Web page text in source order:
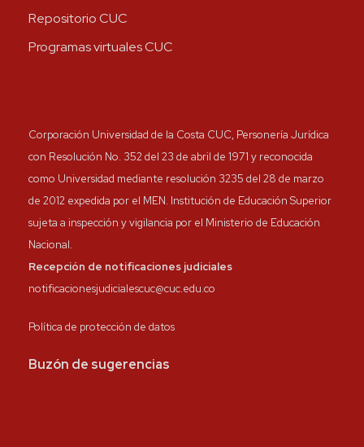
Repositorio CUC
Programas virtuales CUC
Corporación Universidad de la Costa CUC, Personería Jurídica
con Resolución No. 352 del 23 de abril de 1971 y reconocida
como Universidad mediante resolución 3235 del 28 de marzo
de 2012 expedida por el MEN. Institución de Educación Superior
sujeta a inspección y vigilancia por el Ministerio de Educación
Nacional.
Recepción de notificaciones judiciales
notificacionesjudicialescuc@cuc.edu.co
Política de protección de datos
Buzón de sugerencias